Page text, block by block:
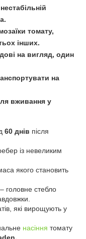
томату,
інших.
на вигляд, один
на
вживання у
60 днів після
із невеликим
якого становить
головне стебло
які вирощують у
насіння томату